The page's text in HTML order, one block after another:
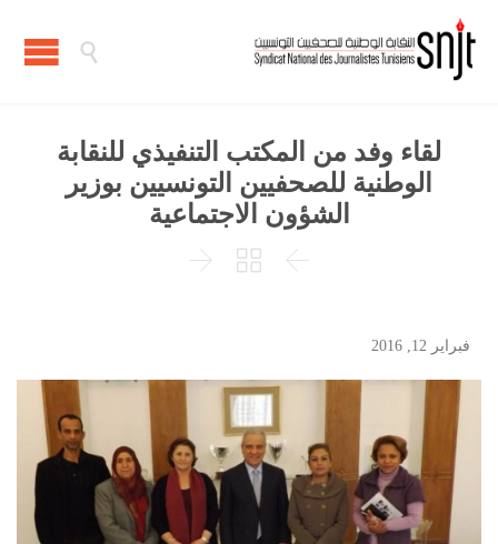

لقاء وفد من المكتب التنفيذي للنقابة
الوطنية للصحفيين التونسيين بوزير
الشؤون الاجتماعية



فبراير 12, 2016